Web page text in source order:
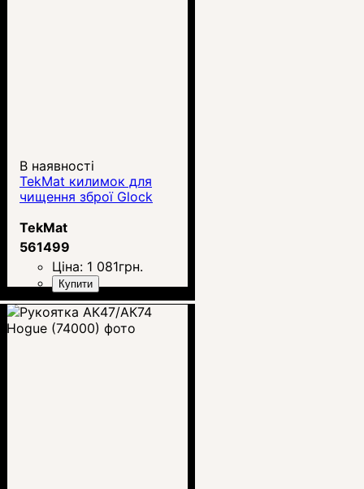
В наявності
TekMat килимок для
чищення зброї Glock
TekMat
561499
Ціна: 1 081грн.
Купити